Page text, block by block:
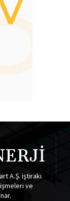
A.Ş. iştiraki
ve